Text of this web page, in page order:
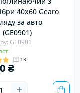
40x60 Gearo
за авто
GE0901
13
₴